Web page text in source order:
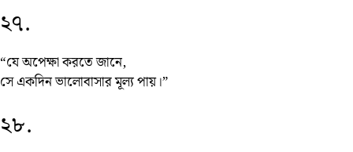
২৭.
“যে অপেক্ষা করতে জানে,
সে একদিন ভালোবাসার মূল্য পায়।”
২৮.